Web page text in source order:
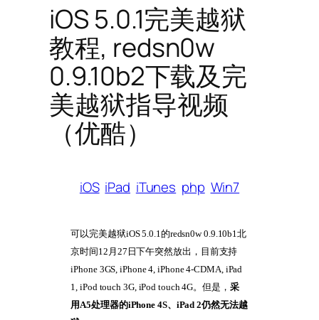
iOS 5.0.1完美越狱
教程, redsn0w
0.9.10b2下载及完
美越狱指导视频
（优酷）
iOS iPad iTunes php Win7
可以完美越狱iOS 5.0.1的redsn0w 0.9.10b1北
京时间12月27日下午突然放出，目前支持
iPhone 3GS, iPhone 4, iPhone 4-CDMA, iPad
1, iPod touch 3G, iPod touch 4G。但是， 采
用A5处理器的iPhone 4S、iPad 2仍然无法越